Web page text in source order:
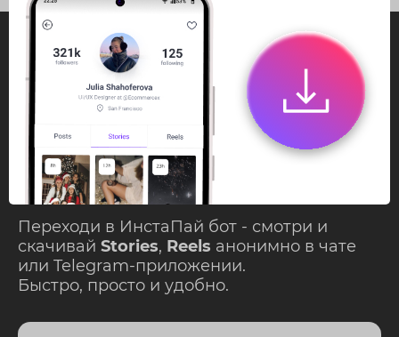
InstaPie
Смотри Stories и
скачивай Reels без
ограничений!
Переходи в ИнстаПай бот - смотри и
скачивай Stories, Reels анонимно в чате
или Telegram-приложении.
Быстро, просто и удобно.